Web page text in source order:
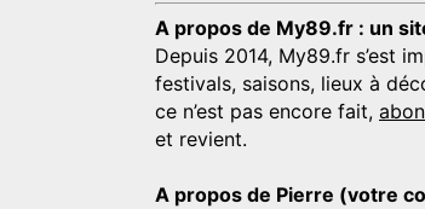
A propos de My89.fr : un
Depuis 2014, My89.fr s’est
festivals, saisons, lieux à
ce n’est pas encore fait,
et revient.
A propos de Pierre (votre